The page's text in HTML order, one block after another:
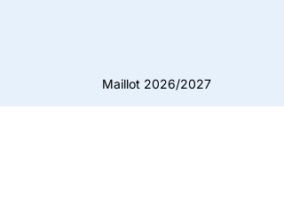
Maillot 2026/2027